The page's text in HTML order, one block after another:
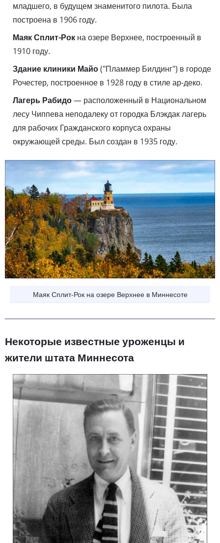
младшего, в будущем знаменитого пилота. Была
построена в 1906 году.
Маяк Сплит-Рок на озере Верхнее, построенный в
1910 году.
Здание клиники Майо("Пламмер Билдинг") в городе
Рочестер, построенное в 1928 году в стиле ар-деко.
Лагерь Рабидо— расположенный в Национальном
лесу Чиппева неподалеку от городка Блэкдак лагерь
для рабочих Гражданского корпуса охраны
окружающей среды. Был создан в 1935 году.
Маяк Сплит-Рок на озере Верхнее в Миннесоте
Некоторые известные уроженцы и
жители штата Миннесота